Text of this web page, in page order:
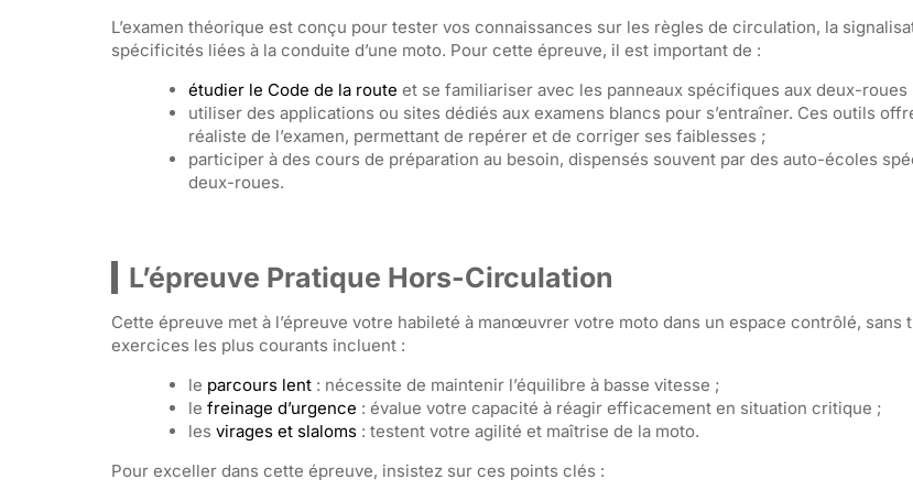
L’examen théorique est conçu pour tester vos connaissances sur les règles de circulation, la
spécificités liées à la conduite d’une moto. Pour cette épreuve, il est important de :
étudier le Code de la route et se familiariser avec les panneaux spécifiques aux deux-roues
utiliser des applications ou sites dédiés aux examens blancs pour s’entraîner. Ces outils
réaliste de l’examen, permettant de repérer et de corriger ses faiblesses ;
participer à des cours de préparation au besoin, dispensés souvent par des auto-écoles
deux-roues.
L’épreuve Pratique Hors-Circulation
Cette épreuve met à l’épreuve votre habileté à manœuvrer votre moto dans un espace contrôlé, sans
exercices les plus courants incluent :
le parcours lent: nécessite de maintenir l’équilibre à basse vitesse ;
le freinage d’urgence : évalue votre capacité à réagir efficacement en situation critique ;
les virages et slaloms: testent votre agilité et maîtrise de la moto.
Pour exceller dans cette épreuve, insistez sur ces points clés :